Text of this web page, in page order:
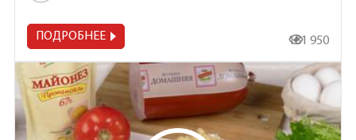
ПОДРОБНЕЕ 181 950